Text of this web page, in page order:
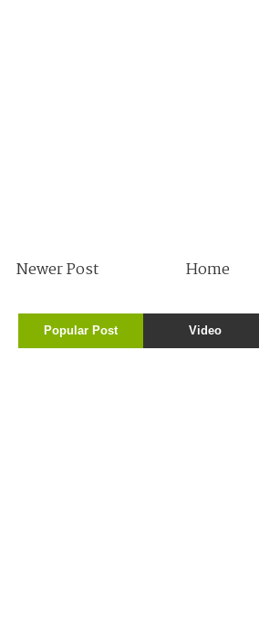
Newer Post Home
Popular Post Video